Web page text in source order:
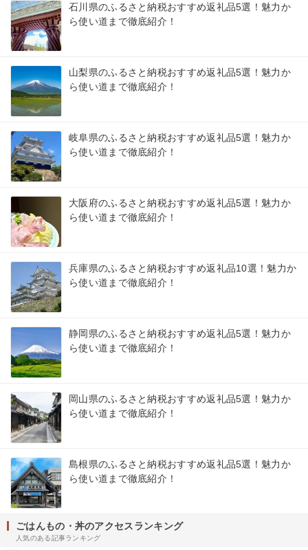
石川県のふるさと納税おすすめ返礼品5選！魅力か
ら使い道まで徹底紹介！
山梨県のふるさと納税おすすめ返礼品5選！魅力か
ら使い道まで徹底紹介！
岐阜県のふるさと納税おすすめ返礼品5選！魅力か
ら使い道まで徹底紹介！
大阪府のふるさと納税おすすめ返礼品5選！魅力か
ら使い道まで徹底紹介！
兵庫県のふるさと納税おすすめ返礼品10選！魅力か
ら使い道まで徹底紹介！
静岡県のふるさと納税おすすめ返礼品5選！魅力か
ら使い道まで徹底紹介！
岡山県のふるさと納税おすすめ返礼品5選！魅力か
ら使い道まで徹底紹介！
島根県のふるさと納税おすすめ返礼品5選！魅力か
ら使い道まで徹底紹介！
ごはんもの・丼のアクセスランキング
人気のある記事ランキング